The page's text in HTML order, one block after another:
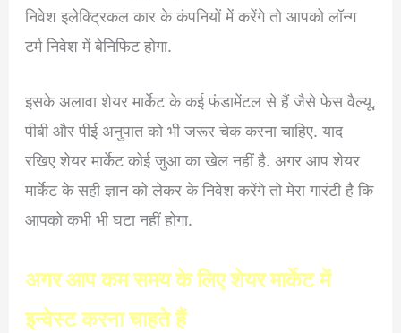
निवेश इलेक्ट्रिकल कार के कंपनियों में करेंगे तो आपको लॉन्ग
टर्म निवेश में बेनिफिट होगा.
इसके अलावा शेयर मार्केट के कई फंडामेंटल से हैं जैसे फेस वैल्यू,
पीबी और पीई अनुपात को भी जरूर चेक करना चाहिए. याद
रखिए शेयर मार्केट कोई जुआ का खेल नहीं है. अगर आप शेयर
मार्केट के सही ज्ञान को लेकर के निवेश करेंगे तो मेरा गारंटी है कि
आपको कभी भी घटा नहीं होगा.
अगर आप कम समय के लिए शेयर मार्केट में
इन्वेस्ट करना चाहते हैं